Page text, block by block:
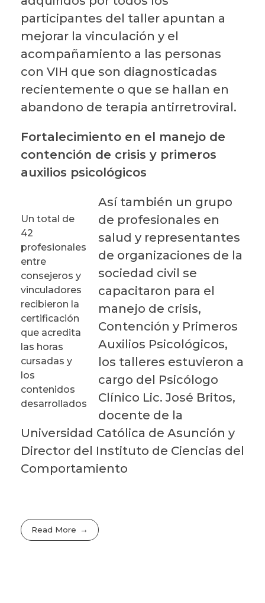
participantes del taller apuntan a
mejorar la vinculación y el
acompañamiento a las personas
con VIH que son diagnosticadas
recientemente o que se hallan en
abandono de terapia antirretroviral.
Fortalecimiento en el manejo de
contención de crisis y primeros
auxilios psicológicos
Un total de
42
profesionales
entre
consejeros y
vinculadores
recibieron la
certificación
que acredita
las horas
cursadas y
los
contenidos
desarrollados
Así también un grupo
de profesionales en
salud y representantes
de organizaciones de la
sociedad civil se
capacitaron para el
manejo de crisis,
Contención y Primeros
Auxilios Psicológicos,
los talleres estuvieron a
cargo del Psicólogo
Clínico Lic. José Britos,
docente de la
Universidad Católica de Asunción y
Director del Instituto de Ciencias del
Comportamiento
Read More